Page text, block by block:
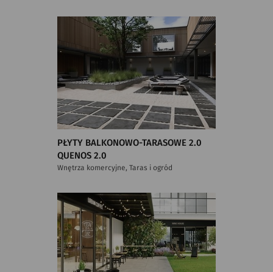
PŁYTY BALKONOWO-TARASOWE 2.0
QUENOS 2.0
Wnętrza komercyjne, Taras i ogród